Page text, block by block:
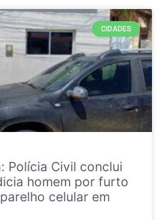
CIDADES
Polícia Civil conclui
homem por furto
celular em